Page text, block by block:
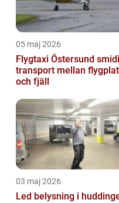
05 maj 2026
Flygtaxi Östersund smidig
transport mellan
och fjäll
03 maj 2026
Led belysning i